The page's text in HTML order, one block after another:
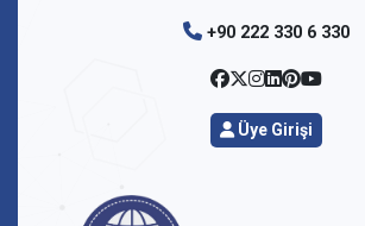
+90 222 330 6 330
Üye Girişi